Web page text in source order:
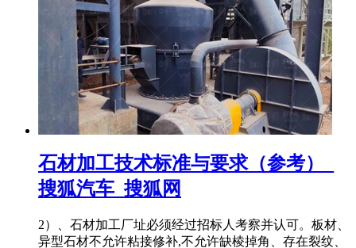
石材加工技术标准与要求（参考）_
搜狐汽车_搜狐网
2）、石材加工厂址必须经过招标人考察并认可。板材、
异型石材不允许粘接修补,不允许缺棱掉角、存在裂纹、